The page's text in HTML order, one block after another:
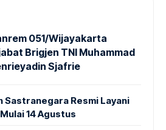
051/Wijayakarta
Brigjen TNI Muhammad
Sjafrie
Sastranegara Resmi Layani
14 Agustus